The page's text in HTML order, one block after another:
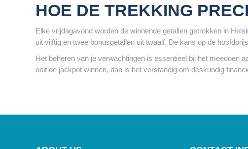
HOE DE TREKKING
Elke vrijdagavond worden de winnende getallen getrokken in
uit vijftig en twee bonusgetallen uit twaalf. De kans op de
Het beheren van je verwachtingen is essentieel bij het meedoen
ooit de jackpot winnen, dan is het verstandig om deskundig